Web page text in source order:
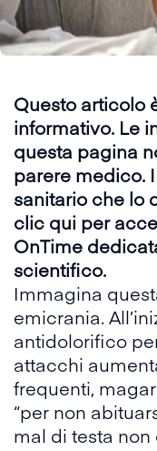
Questo articolo
informativo. Le
questa pagina
parere medico.
sanitario che lo
clic qui per
OnTime
scientifico.
Immagina
emicrania.
antidolorifico
attacchi
frequenti,
“per non
mal di testa